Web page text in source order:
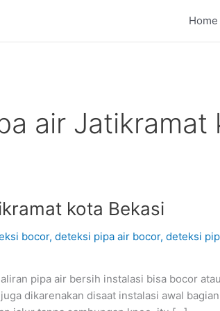
Home
air Jatikramat
kota Bekasi
bocor, deteksi pipa air bocor, deteksi
pipa air bersih instalasi bisa bocor
dikarenakan disaat instalasi awal